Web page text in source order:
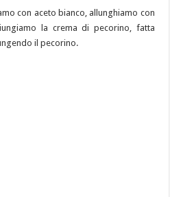
con aceto bianco, allunghiamo con
la crema di pecorino, fatta
il pecorino.